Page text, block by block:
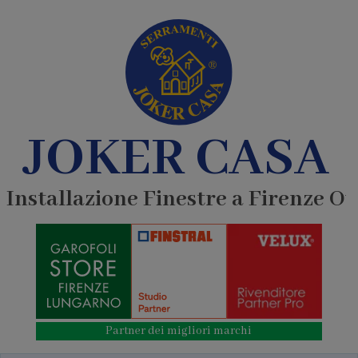
JOKER CASA
Installazione Finestre a Firenze
Partner dei migliori marchi